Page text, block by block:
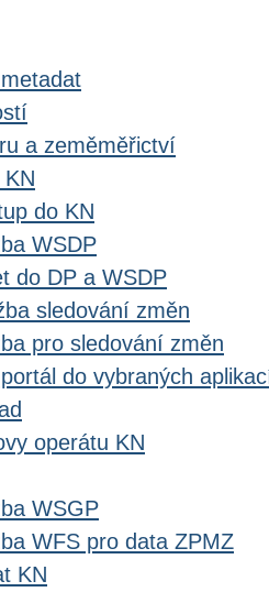
a zeměměřictví
do KN
WSDP
do DP a WSDP
sledování změn
pro sledování změn
do vybraných
operátu KN
WSGP
WFS pro data ZPMZ
KN